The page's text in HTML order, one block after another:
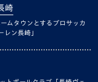
崎
ムタウンとするプロサッカ
レン長崎」